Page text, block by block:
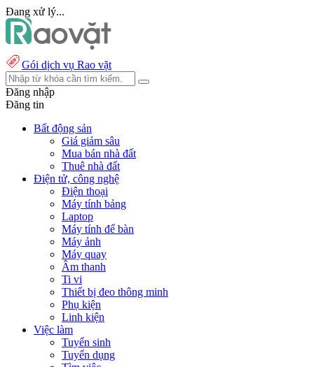
Đang xử lý...
Gói dịch vụ Rao vặt
Đăng nhập
Đăng tin
Bất động sản
Giá giảm sâu
Mua bán nhà đất
Thuê nhà đất
Điện tử, công nghệ
Điện thoại
Máy tính bảng
Laptop
Máy tính để bàn
Máy ảnh
Máy quay
Âm thanh
Ti vi
Thiết bị đeo thông minh
Phụ kiện
Linh kiện
Việc làm
Tuyển sinh
Tuyển dụng